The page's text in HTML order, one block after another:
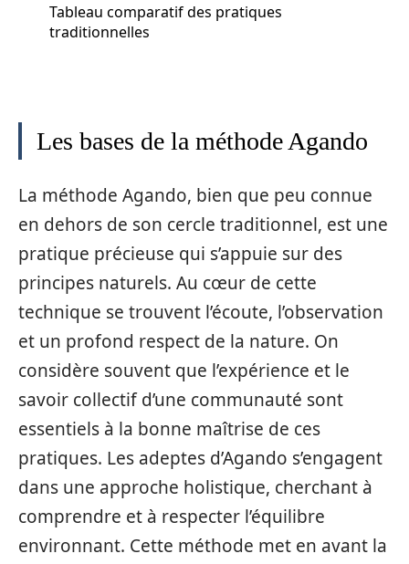
Tableau comparatif des pratiques
traditionnelles
Les bases de la méthode Agando
La méthode Agando, bien que peu connue
en dehors de son cercle traditionnel, est une
pratique précieuse qui s’appuie sur des
principes naturels. Au cœur de cette
technique se trouvent l’écoute, l’observation
et un profond respect de la nature. On
considère souvent que l’expérience et le
savoir collectif d’une communauté sont
essentiels à la bonne maîtrise de ces
pratiques. Les adeptes d’Agando s’engagent
dans une approche holistique, cherchant à
comprendre et à respecter l’équilibre
environnant. Cette méthode met en avant la